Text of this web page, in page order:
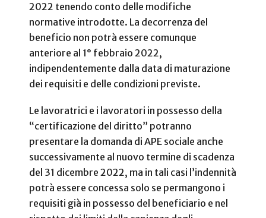
2022 tenendo conto delle modifiche
normative introdotte. La decorrenza del
beneficio non potrà essere comunque
anteriore al 1° febbraio 2022,
indipendentemente dalla data di maturazione
dei requisiti e delle condizioni previste.
Le lavoratrici e i lavoratori in possesso della
“certificazione del diritto” potranno
presentare la domanda di APE sociale anche
successivamente al nuovo termine di scadenza
del 31 dicembre 2022, ma in tali casi l’indennità
potrà essere concessa solo se permangono i
requisiti già in possesso del beneficiario e nel